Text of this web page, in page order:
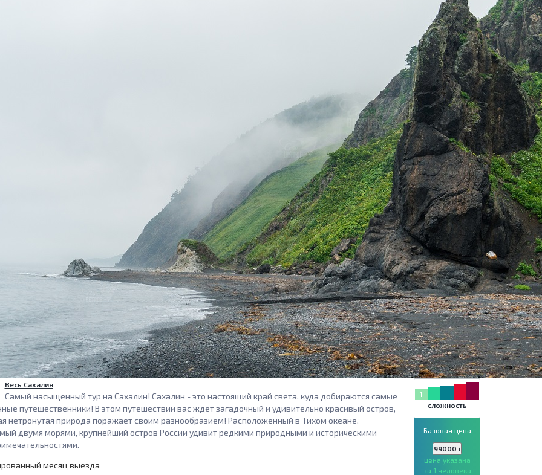
1
сложность
Базовая цена
99000 i
цена указана
за 1 человека
Весь Сахалин
Самый насыщенный тур на Сахалин! Сахалин - это настоящий край света, куда добираются самые
путешественники! В этом путешествии вас ждёт загадочный и удивительно красивый остров,
нетронутая природа поражает своим разнообразием! Расположенный в Тихом океане,
двумя морями, крупнейший остров России удивит редкими природными и историческими
месяц выезда